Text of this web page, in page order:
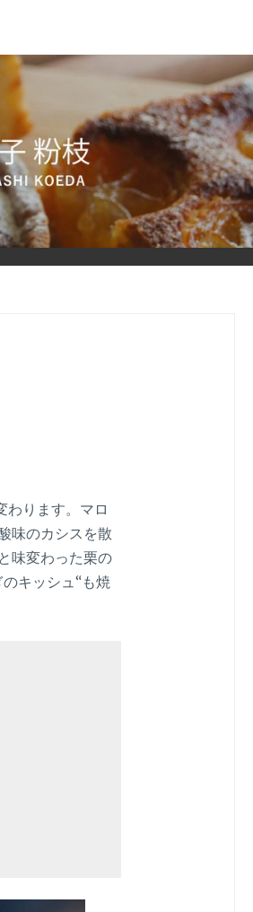
わります。マロ
味のカシスを散
味変わった栗の
キッシュ“も焼